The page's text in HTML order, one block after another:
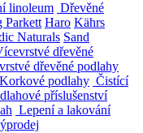
linoleum Dřevěné
Parkett Haro Kährs
Naturals Sand
dřevěné
dřevěné podlahy
Korkové podlahy Čistící
příslušenství
Lepení a lakování